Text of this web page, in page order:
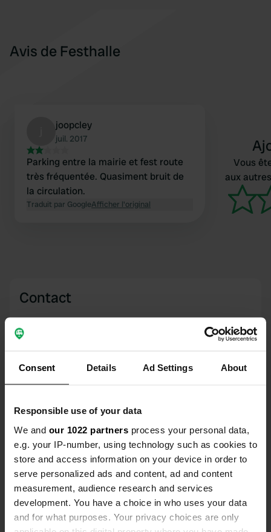
Consent Details Ad Settings About
Responsible use of your data
We and our 1022 partners process your personal data,
e.g. your IP-number, using technology such as cookies to
store and access information on your device in order to
serve personalized ads and content, ad and content
measurement, audience research and services
development. You have a choice in who uses your data
and for what purposes. Your privacy choices are only
Avis de Festhalle
joopcley
juil. 2017
Parking entre la mairie et fest route
très fréquentée. Quasiment bruit de
la circulation.
Traduit par GoogleAfficher l'original
Vous
aux
Contact
Copie
Coordonnées
Copie
Code du site
11092
Passer àPRO+
pour toutes les coordonnées